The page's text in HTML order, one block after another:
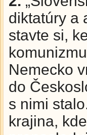
diktatúry a
stav­te si,
Nemecko
do
s nimi
krajina,